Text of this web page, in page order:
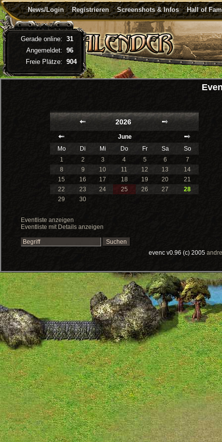
News/Login Registrieren Screenshots & Infos Hall of
2026
June
Mo
Di Mi Do Fr Sa
So
1
2 3 4 5 6
7
8
9 10 11 12 13
14
15
16 17 18 19 20
21
22
23 24 25 26 27
28
29
30
Eventliste anzeigen
Eventliste mit Details anzeigen
evenc v0.96 (c) 2005
Gerade online: 31
Angemeldet: 96
Freie Plätze: 904